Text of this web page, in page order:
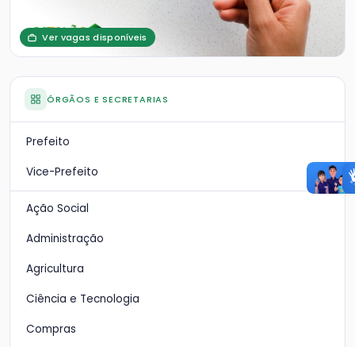
Ver vagas disponíveis
ÓRGÃOS E SECRETARIAS
Prefeito
Vice-Prefeito
Ação Social
Administração
Agricultura
Ciência e Tecnologia
Compras